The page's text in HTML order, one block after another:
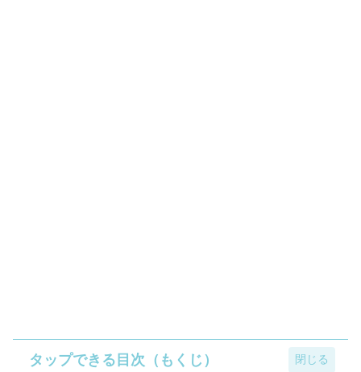
タップできる目次（もくじ）